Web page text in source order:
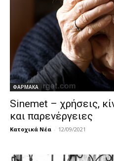
ΦΑΡΜΑΚΑ
Sinemet – χρήσεις,
και παρενέργειες
Κατοχικά Νέα - 12/09/2021